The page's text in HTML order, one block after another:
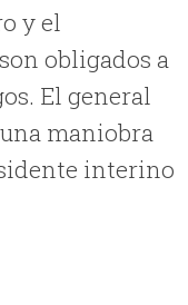
y el
obligados a
El general
maniobra
interino